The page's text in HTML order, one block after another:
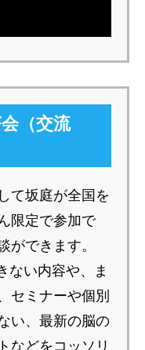
（交流
て坂庭が全国を
限定で参加で
ができます。
ない内容や、ま
セミナーや個別
い、最新の脳の
などをコッソリ